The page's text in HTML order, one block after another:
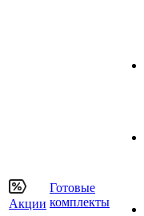
Акции
Готовые
комплекты